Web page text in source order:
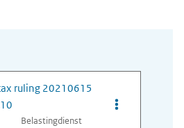
ruling 20210615
Belastingdienst
Opties van